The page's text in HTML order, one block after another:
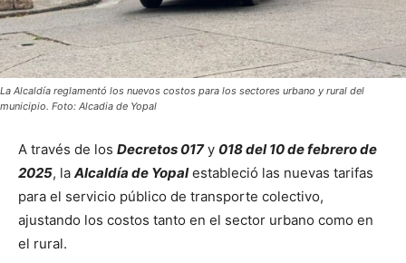
La Alcaldía reglamentó los nuevos costos para los sectores urbano y rural del
municipio. Foto: Alcadia de Yopal
A través de los Decretos 017y 018 del 10 de febrero de
2025, la Alcaldía de Yopalestableció las nuevas tarifas
para el servicio público de transporte colectivo,
ajustando los costos tanto en el sector urbano como en
el rural.